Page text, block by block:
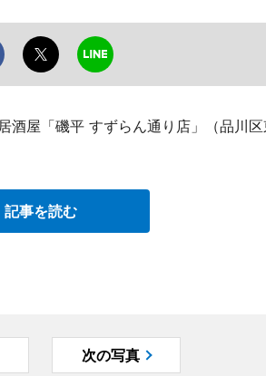
酒屋「磯平 すずらん通り店」（品川
記事を読む
次の写真